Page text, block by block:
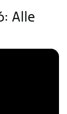
Alle